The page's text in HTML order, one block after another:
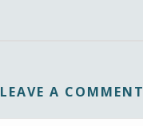
LEAVE A COMMENT